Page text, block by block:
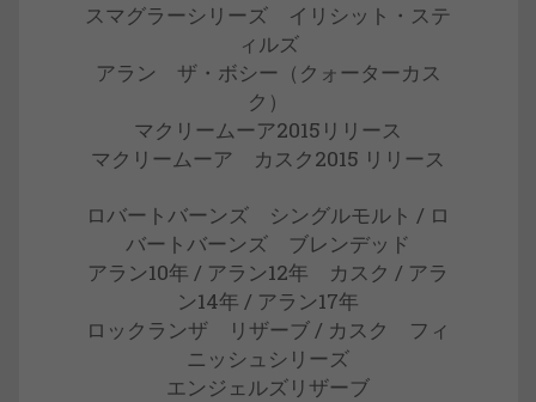
スマグラーシリーズ イリシット・ステ
ィルズ
アラン ザ・ボシー（クォーターカス
ク）
マクリームーア2015リリース
マクリームーア カスク2015 リリース
ロバートバーンズ シングルモルト / ロ
バートバーンズ ブレンデッド
アラン10年 / アラン12年 カスク / アラ
ン14年 / アラン17年
ロックランザ リザーブ / カスク フィ
ニッシュシリーズ
エンジェルズリザーブ